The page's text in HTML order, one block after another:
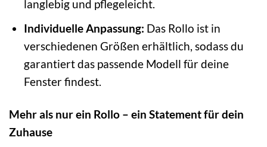
langlebig und pflegeleicht.
Individuelle Anpassung: Das Rollo ist in
verschiedenen Größen erhältlich, sodass du
garantiert das passende Modell für deine
Fenster findest.
Mehr als nur ein Rollo – ein Statement für dein
Zuhause